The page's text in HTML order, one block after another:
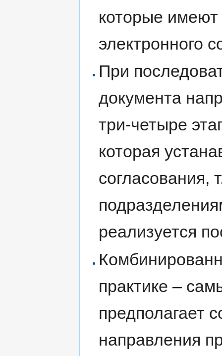
которые
электронного
При
документа
три-четыре
которая
согласования,
реализуется
практике –
предполагает
направления